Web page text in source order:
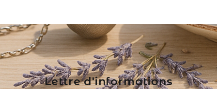
Lettre d'informations